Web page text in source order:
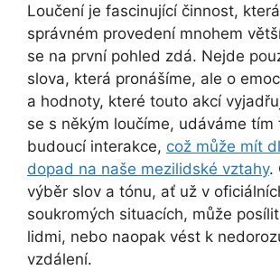
Loučení je fascinující činnost,
správném provedení mnohem
se na první pohled zdá. Nejde
slova, která pronášíme, ale o
a hodnoty, které touto akcí
se s někým loučíme, udáváme tím
budoucí interakce, což může mít
dopad na naše mezilidské vztahy.
výběr slov a tónu, ať už v
soukromých situacích, může
lidmi, nebo naopak vést k
vzdálení.